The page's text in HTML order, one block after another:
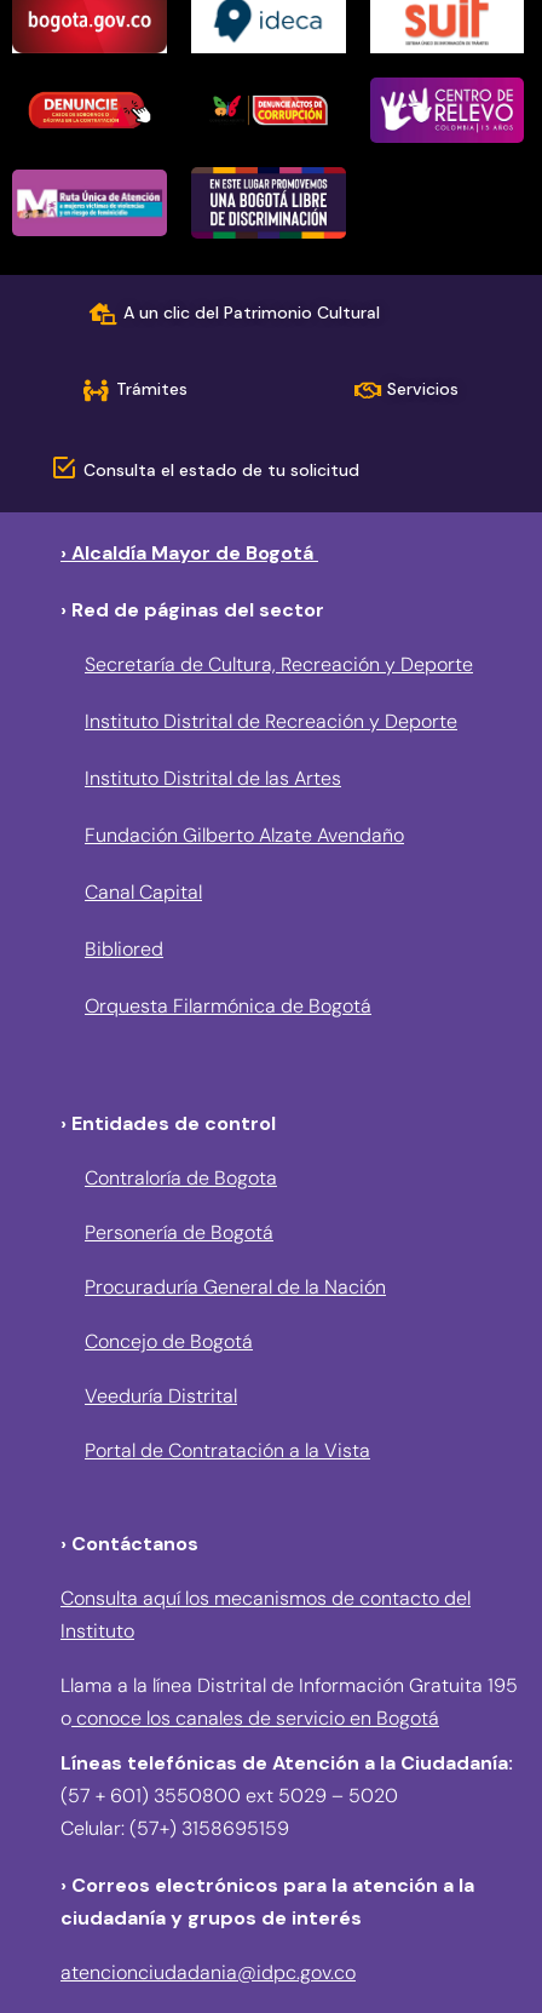
A un clic del Patrimonio Cultural
Trámites Servicios
Consulta el estado de tu solicitud
› Alcaldía Mayor de Bogotá
› Red de páginas del sector
Secretaría de Cultura, Recreación y Deporte
Instituto Distrital de Recreación y Deporte
Instituto Distrital de las Artes
Fundación Gilberto Alzate Avendaño
Canal Capital
Bibliored
Orquesta Filarmónica de Bogotá
› Entidades de control
Contraloría de Bogota
Personería de Bogotá
Procuraduría General de la Nación
Concejo de Bogotá
Veeduría Distrital
Portal de Contratación a la Vista
› Contáctanos
Consulta aquí los mecanismos de contacto del
Instituto
Llama a la línea Distrital de Información Gratuita 195
oconoce los canales de servicio en Bogotá
Líneas telefónicas de Atención a la Ciudadanía:
(57 + 601) 3550800 ext 5029 – 5020
Celular: (57+) 3158695159
› Correos electrónicos para la atención a la
ciudadanía y grupos de interés
atencionciudadania@idpc.gov.co